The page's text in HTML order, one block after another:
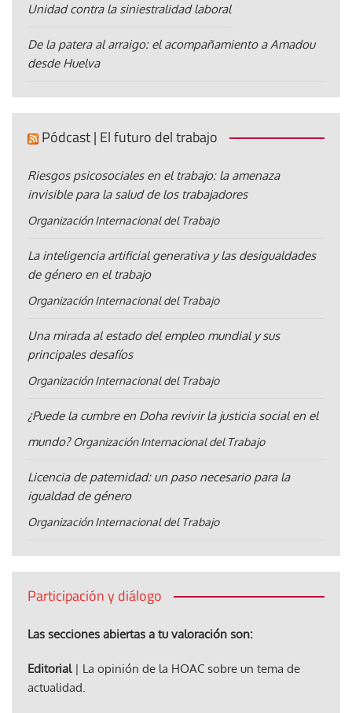
Unidad contra la siniestralidad laboral
De la patera al arraigo: el acompañamiento a Amadou
desde Huelva
Pódcast | El futuro del trabajo
Riesgos psicosociales en el trabajo: la amenaza
invisible para la salud de los trabajadores
Organización Internacional del Trabajo
La inteligencia artificial generativa y las desigualdades
de género en el trabajo
Organización Internacional del Trabajo
Una mirada al estado del empleo mundial y sus
principales desafíos
Organización Internacional del Trabajo
¿Puede la cumbre en Doha revivir la justicia social en el
mundo? Organización Internacional del Trabajo
Licencia de paternidad: un paso necesario para la
igualdad de género
Organización Internacional del Trabajo
Participación y diálogo
Las secciones abiertas a tu valoración son:
Editorial| La opinión de la HOAC sobre un tema de
actualidad.